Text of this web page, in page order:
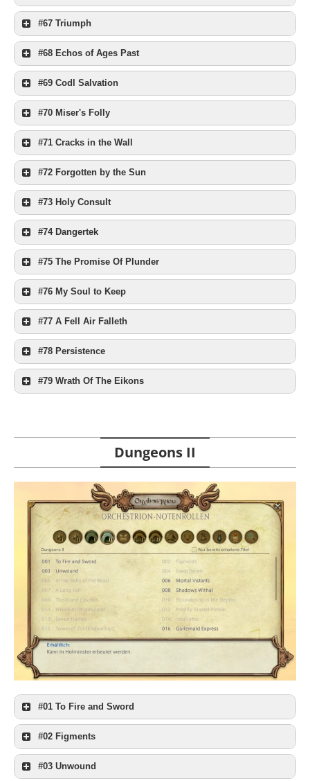
#67 Triumph
#68 Echos of Ages Past
#69 Codl Salvation
#70 Miser's Folly
#71 Cracks in the Wall
#72 Forgotten by the Sun
#73 Holy Consult
#74 Dangertek
#75 The Promise Of Plunder
#76 My Soul to Keep
#77 A Fell Air Falleth
#78 Persistence
#79 Wrath Of The Eikons
Dungeons II
#01 To Fire and Sword
#02 Figments
#03 Unwound